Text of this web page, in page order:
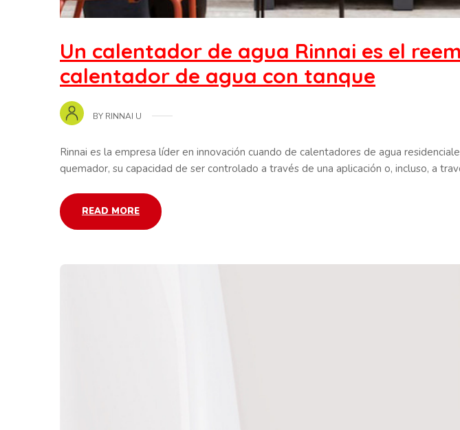
Un calentador de agua Rinnai es el
calentador de agua con tanque
BY RINNAI U
Rinnai es la empresa líder en innovación cuando de calentadores de agua
quemador, su capacidad de ser controlado a través de una aplicación o, incluso, a
READ MORE